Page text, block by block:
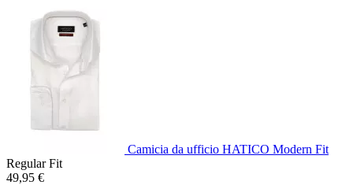
Camicia da ufficio HATICO Modern Fit
Regular Fit
49,95 €